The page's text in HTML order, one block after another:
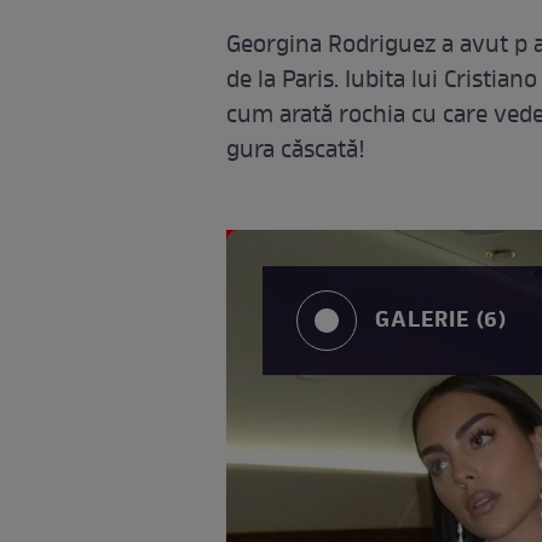
Georgina Rodriguez a avut p
de la Paris. Iubita lui
cum arată rochia cu care
gura căscată!
GALERIE (6)